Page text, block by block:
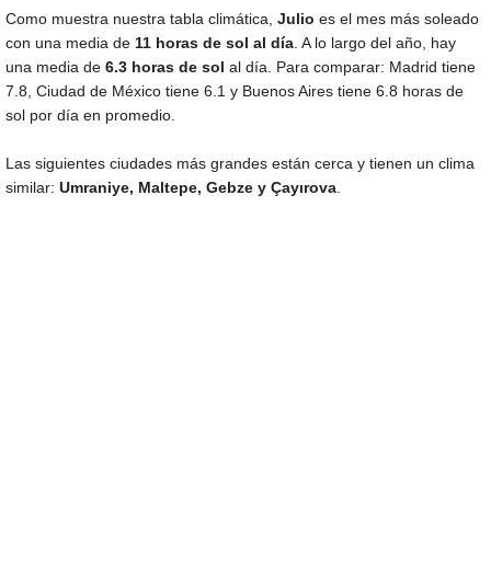
Como muestra nuestra tabla climática, Julio es el mes más soleado
con una media de 11 horas de sol al día . A lo largo del año, hay
una media de 6.3 horas de sol al día. Para comparar: Madrid tiene
7.8, Ciudad de México tiene 6.1 y Buenos Aires tiene 6.8 horas de
sol por día en promedio.
Las siguientes ciudades más grandes están cerca y tienen un clima
similar: Umraniye, Maltepe, Gebze y Çayırova